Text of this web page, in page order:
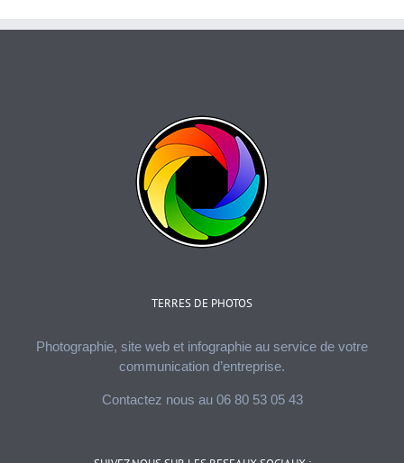
TERRES DE PHOTOS
Photographie, site web et infographie au service de votre
communication d’entreprise.
Contactez nous au 06 80 53 05 43